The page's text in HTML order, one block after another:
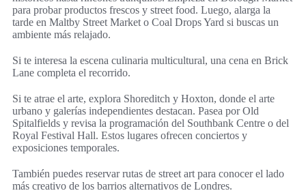
para probar productos frescos y street food. Luego, alarga la
tarde en Maltby Street Market o Coal Drops Yard si buscas un
ambiente más relajado.
Si te interesa la escena culinaria multicultural, una cena en Brick
Lane completa el recorrido.
Si te atrae el arte, explora Shoreditch y Hoxton, donde el arte
urbano y galerías independientes destacan. Pasea por Old
Spitalfields y revisa la programación del Southbank Centre o del
Royal Festival Hall. Estos lugares ofrecen conciertos y
exposiciones temporales.
También puedes reservar rutas de street art para conocer el lado
más creativo de los barrios alternativos de Londres.